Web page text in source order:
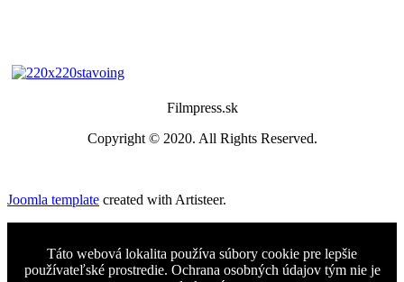
Filmpress.sk
Copyright © 2020. All Rights Reserved.
Joomla template created with Artisteer.
Táto webová lokalita používa súbory cookie pre lepšie
používateľské prostredie. Ochrana osobných údajov tým nie je